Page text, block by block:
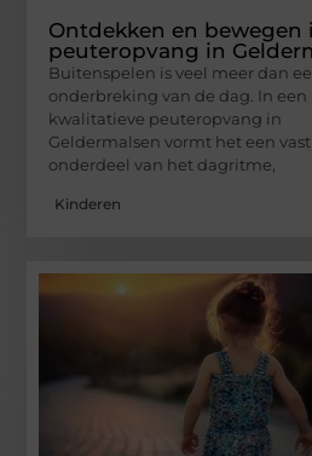
Ontdekken en bewegen
peuteropvang in
Buitenspelen is veel meer dan
onderbreking van de dag. In een
kwalitatieve peuteropvang in
Geldermalsen vormt het een vast
onderdeel van het dagritme,
Kinderen